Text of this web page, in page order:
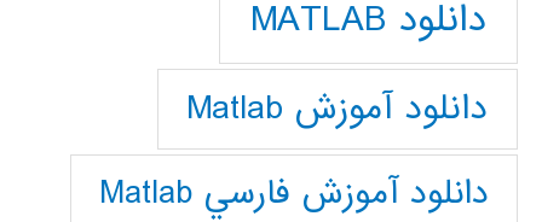
دانلود MATLAB
دانلود آموزش Matlab
دانلود آموزش فارسي Matlab